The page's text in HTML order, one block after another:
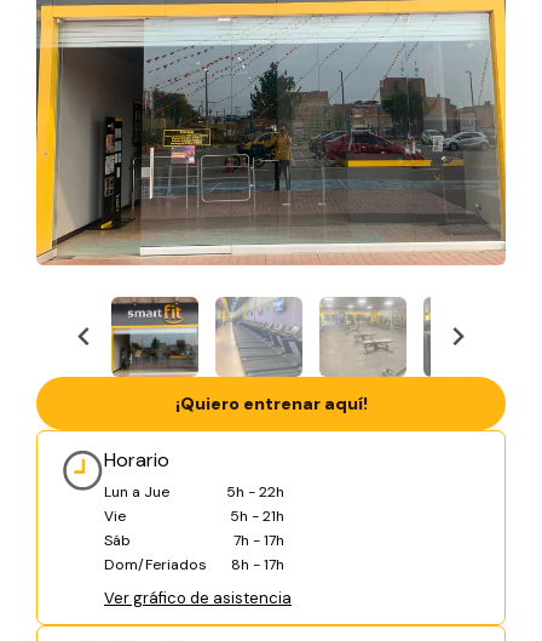
Horario
Lun a Jue
5h - 22h
Vie
5h - 21h
Sáb
7h - 17h
Dom/Feriados
8h - 17h
Ver gráfico de asistencia
¡Quiero entrenar aquí!